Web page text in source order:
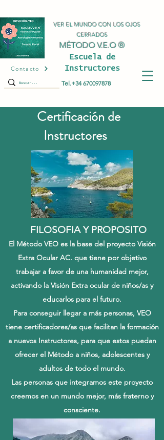
VER EL MUNDO CON LOS OJOS
CERRADOS
MÉTODO V.E.O ®
Escuela de
Instructores
Tel.+34670097878
Contacto
Certificación de
Instructores
FILOSOFIA Y PROPOSITO
El Método VEO es la base del proyecto Visión
Extra Ocular AC. que tiene por objetivo
trabajar a favor de una humanidad mejor,
activando la Visión Extra ocular de niños/as y
educarlos para el futuro.
Para conseguir llegar a más personas, VEO
tiene certificadores/as que facilitan la formación
a nuevos Instructores, para que estos puedan
ofrecer el Método a niños, adolescentes y
adultos de todo el mundo.
Las personas que integramos este proyecto
creemos en un mundo mejor, más fraterno y
consciente.